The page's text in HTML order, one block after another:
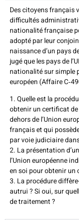
Des citoyens français
difficultés
nationalité française
adopté par leur
naissance d’un pays
jugé que les pays de
nationalité sur simple
européen (Affaire
1. Quelle est la
obtenir un certificat
dehors de l’Union
français et qui
par voie judiciaire
2. La présentation
l’Union européenne
en soi pour obtenir
3. La procédure
autrui ? Si oui, sur
de traitement ?